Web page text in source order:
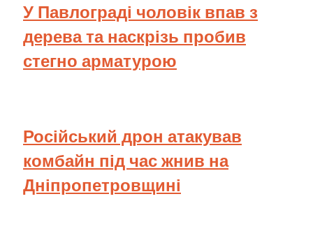
У Павлограді чоловік впав з
дерева та наскрізь пробив
стегно арматурою
Російський дрон атакував
комбайн під час жнив на
Дніпропетровщині